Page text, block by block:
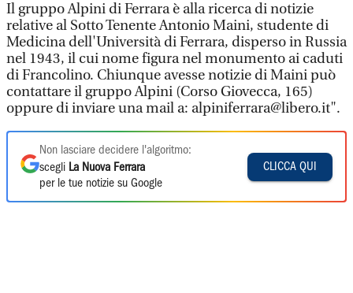
Il gruppo Alpini di Ferrara è alla ricerca di notizie
relative al Sotto Tenente Antonio Maini, studente di
Medicina dell'Università di Ferrara, disperso in Russia
nel 1943, il cui nome figura nel monumento ai caduti
di Francolino. Chiunque avesse notizie di Maini può
contattare il gruppo Alpini (Corso Giovecca, 165)
oppure di inviare una mail a: alpiniferrara@libero.it".
Non lasciare decidere l'algoritmo:
scegli La Nuova Ferrara
per le tue notizie su Google
CLICCA QUI